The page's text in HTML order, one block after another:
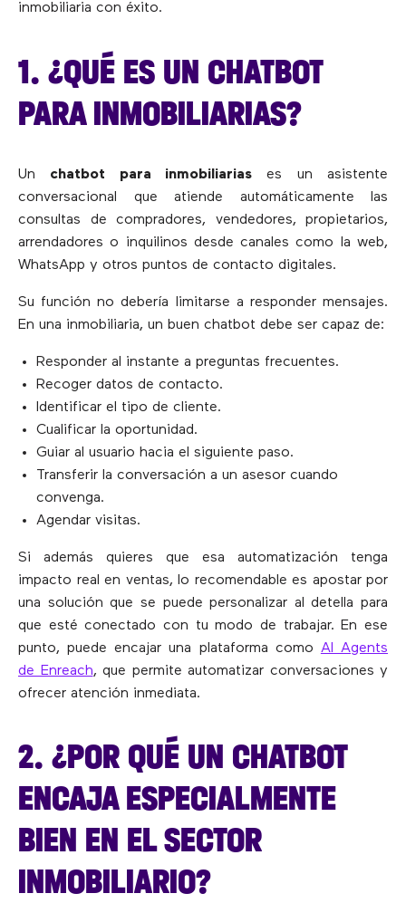
inmobiliaria con éxito.
1. ¿QUÉ ES UN CHATBOT
PARA INMOBILIARIAS?
Un chatbot para inmobiliarias es un asistente
conversacional que atiende automáticamente las
consultas de compradores, vendedores, propietarios,
arrendadores o inquilinos desde canales como la web,
WhatsApp y otros puntos de contacto digitales.
Su función no debería limitarse a responder mensajes.
En una inmobiliaria, un buen chatbot debe ser capaz de:
Responder al instante a preguntas frecuentes.
Recoger datos de contacto.
Identificar el tipo de cliente.
Cualificar la oportunidad.
Guiar al usuario hacia el siguiente paso.
Transferir la conversación a un asesor cuando
convenga.
Agendar visitas.
Si además quieres que esa automatización tenga
impacto real en ventas, lo recomendable es apostar por
una solución que se puede personalizar al detella para
que esté conectado con tu modo de trabajar. En ese
punto, puede encajar una plataforma como AI Agents
de Enreach, que permite automatizar conversaciones y
ofrecer atención inmediata.
2. ¿POR QUÉ UN CHATBOT
ENCAJA ESPECIALMENTE
BIEN EN EL SECTOR
INMOBILIARIO?